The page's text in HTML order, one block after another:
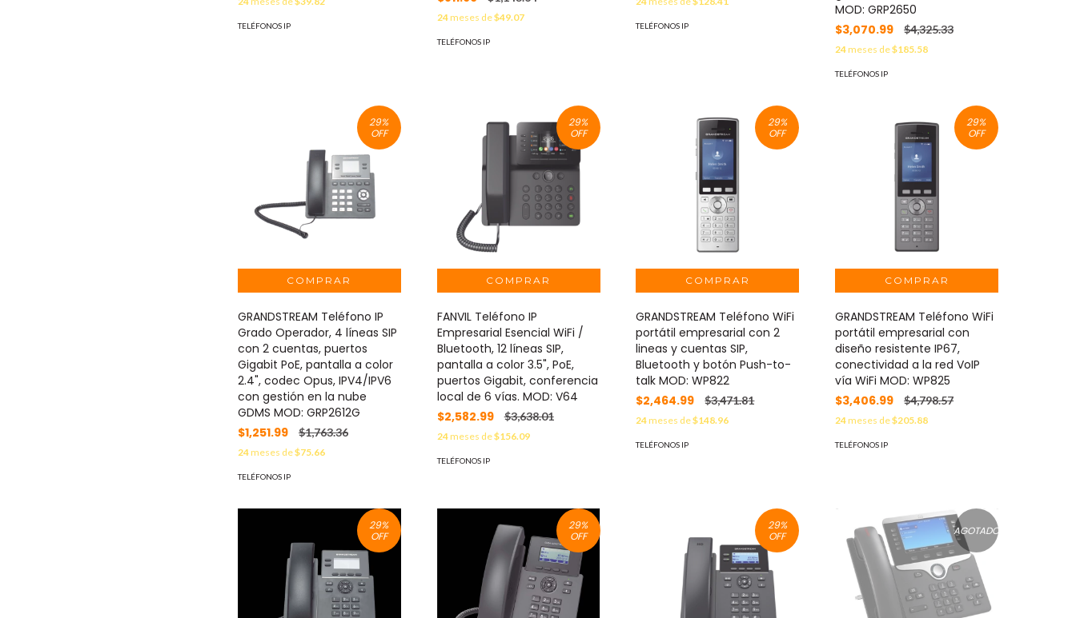
TELÉFONOS IP
24meses de$49.07
TELÉFONOS IP
TELÉFONOS IP
MOD: GRP2650
$3,070.99
$4,325.33
24meses de$185.58
TELÉFONOS IP
29%
OFF
GRANDSTREAM Teléfono IP
Grado Operador, 4 líneas SIP
con 2 cuentas, puertos
Gigabit PoE, pantalla a color
2.4", codec Opus, IPV4/IPV6
con gestión en la nube
GDMS MOD: GRP2612G
$1,251.99
$1,763.36
24meses de$75.66
TELÉFONOS IP
29%
OFF
FANVIL Teléfono IP
Empresarial Esencial WiFi /
Bluetooth, 12 líneas SIP,
pantalla a color 3.5", PoE,
puertos Gigabit, conferencia
local de 6 vías. MOD: V64
$2,582.99
$3,638.01
24meses de$156.09
TELÉFONOS IP
29%
OFF
GRANDSTREAM Teléfono WiFi
portátil empresarial con 2
lineas y cuentas SIP,
Bluetooth y botón Push-to-
talk MOD: WP822
$2,464.99
$3,471.81
24meses de$148.96
TELÉFONOS IP
29%
OFF
GRANDSTREAM Teléfono WiFi
portátil empresarial con
diseño resistente IP67,
conectividad a la red VoIP
vía WiFi MOD: WP825
$3,406.99
$4,798.57
24meses de$205.88
TELÉFONOS IP
29%
OFF
29%
OFF
29%
OFF
AGOTADO